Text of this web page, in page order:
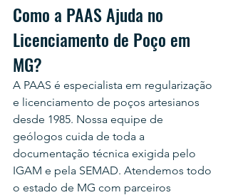
Como a PAAS Ajuda no
Licenciamento de Poço em
MG?
A PAAS é especialista em regularização
e licenciamento de poços artesianos
desde 1985. Nossa equipe de
geólogos cuida de toda a
documentação técnica exigida pelo
IGAM e pela SEMAD. Atendemos todo
o estado de MG com parceiros